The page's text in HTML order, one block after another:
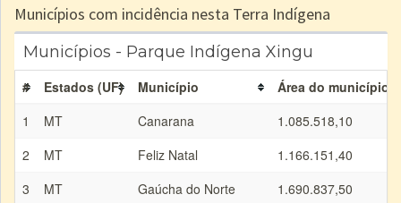
Municípios com incidência nesta Terra Indígena
Municípios - Parque Indígena Xingu
# Estados (UF) Município
Área do município
1
MT Canarana
1.085.518,10
2
MT Feliz Natal
1.166.151,40
3
MT Gaúcha do Norte
1.690.837,50